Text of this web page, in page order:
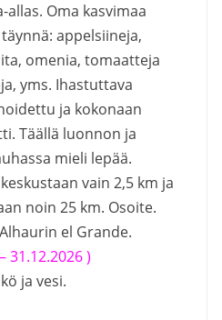
Oma kasvimaa
appelsiineja,
omenia, tomaatteja
yms. Ihastuttava
ja kokonaan
Täällä luonnon ja
mieli lepää.
vain 2,5 km ja
noin 25 km. Osoite.
el Grande.
31.12.2026 )
ja vesi.